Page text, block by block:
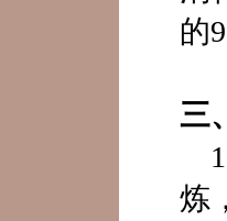
的
三
炼